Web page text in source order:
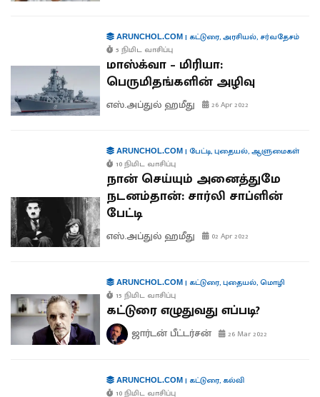
ARUNCHOL.COM| கட்டுரை,அரசியல், சர்வதேசம்
5 நிமிட வாசிப்பு
மாஸ்க்வா – மிரியா:
பெருமிதங்களின் அழிவு
எஸ்.அப்துல் ஹமீது 26 Apr 2022
ARUNCHOL.COM| பேட்டி,புதையல்,ஆளுமைகள்
10 நிமிட வாசிப்பு
நான் செய்யும் அனைத்துமே
நடனம்தான்: சார்லி சாப்ளின்
பேட்டி
எஸ்.அப்துல் ஹமீது 02 Apr 2022
ARUNCHOL.COM| கட்டுரை,புதையல்,மொழி
15 நிமிட வாசிப்பு
கட்டுரை எழுதுவது எப்படி?
ஜார்டன் பீட்டர்சன் 26 Mar 2022
ARUNCHOL.COM| கட்டுரை, கல்வி
10 நிமிட வாசிப்பு